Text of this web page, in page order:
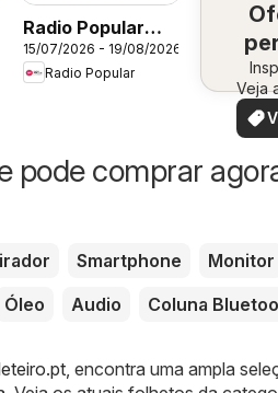
Radio Popular
Especial Verão
Canon
15/07/2026 - 19/08/2026
Radio Popular
Veja
pode comprar
Smartphone Monitor
Óleo Audio Coluna
, encontra uma ampla